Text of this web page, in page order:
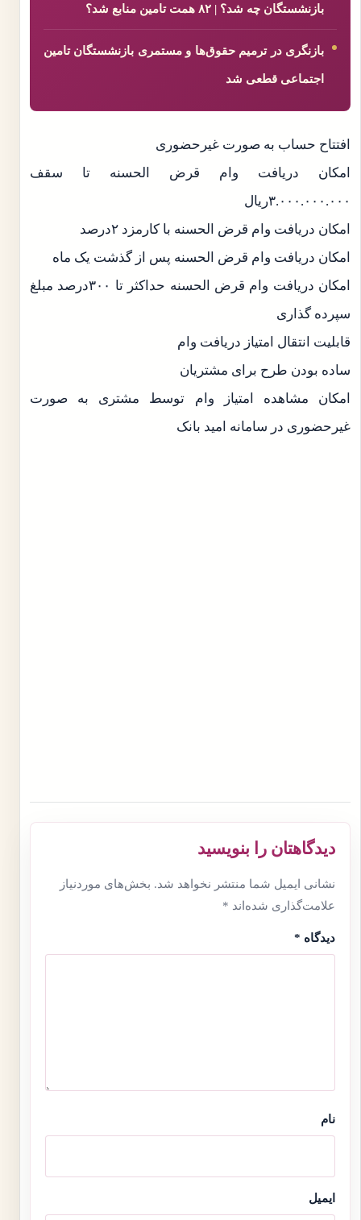
بازنشستگان چه شد؟ | ۸۲ همت تامین منابع شد؟
بازنگری در ترمیم حقوق‌ها و مستمری بازنشستگان تامین
اجتماعی قطعی شد
افتتاح حساب به صورت غیرحضوری
امکان دریافت وام قرض ­الحسنه تا سقف
۳.۰۰۰.۰۰۰.۰۰۰‌ریال
امکان دریافت وام قرض ­الحسنه با کارمزد ۲درصد
امکان دریافت وام قرض ­الحسنه پس از گذشت یک ماه
امکان دریافت وام قرض ­الحسنه حداکثر تا ۳۰۰درصد مبلغ
سپرده ­گذاری
قابلیت انتقال امتیاز دریافت وام
ساده بودن طرح برای مشتریان
امکان مشاهده امتیاز وام توسط مشتری به صورت
غیرحضوری در سامانه امید بانک
دیدگاهتان را بنویسید
نشانی ایمیل شما منتشر نخواهد شد. بخش‌های موردنیاز
علامت‌گذاری شده‌اند *
دیدگاه *
نام
ایمیل